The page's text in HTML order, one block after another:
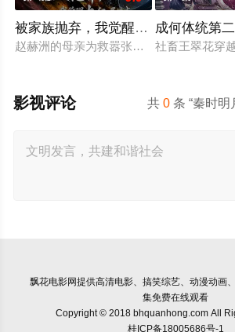
被家族抛弃，我觉醒九亿属性点
赵赫洲的母亲为救嚣张跋扈的长女赵馨儿
成何体统第
社畜王翠花穿
共0 条 “秦时明
影视评论
飘花电影网提供高清电影、搞笑综艺、动漫动画
集免费在线观看
Copyright © 2018 bhquanhong.com All
桂ICP备18005686号-1